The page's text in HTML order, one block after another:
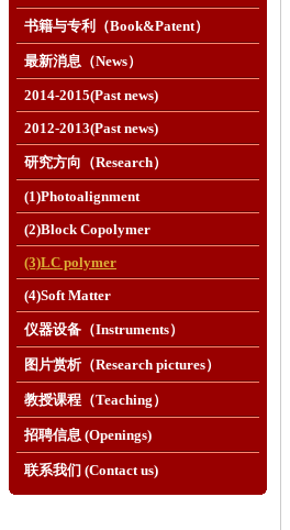
书籍与专利（Book&Patent）
最新消息（News）
2014-2015(Past news)
2012-2013(Past news)
研究方向（Research）
(1)Photoalignment
(2)Block Copolymer
(3)LC polymer
(4)Soft Matter
仪器设备（Instruments）
图片赏析（Research pictures）
教授课程（Teaching）
招聘信息 (Openings)
联系我们 (Contact us)